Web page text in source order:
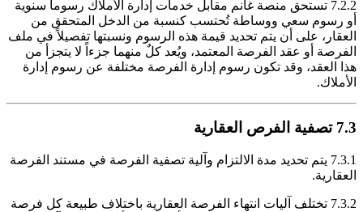
7.2.2 تستحق منصة غانم مقابل خدمات إدارة الأملاك رسوماً سنوية
أو رسوم سعي ووساطة تُحتسب كنسبة من الدخل المتحقق من
العقار، على أن يتم تحديد قيمة هذه الرسوم ونسبتها تفصيلاً في ملف
الفرصة أو عقد الفرصة المعتمد، ويُعد كلٌ منهما جزءاً لا يتجزأ من
هذا العقد، وقد تكون رسوم إدارة الفرصة مختلفة عن رسوم إدارة
الأملاك.
7.3 تصفية الفرص العقارية
7.3.1 يتم تحديد مدة الالتزام وآلية تصفية الفرصة في مستند الفرصة
العقارية.
7.3.2 تختلف آليات انتهاء الفرصة العقارية باختلاف طبيعة كل فرصة